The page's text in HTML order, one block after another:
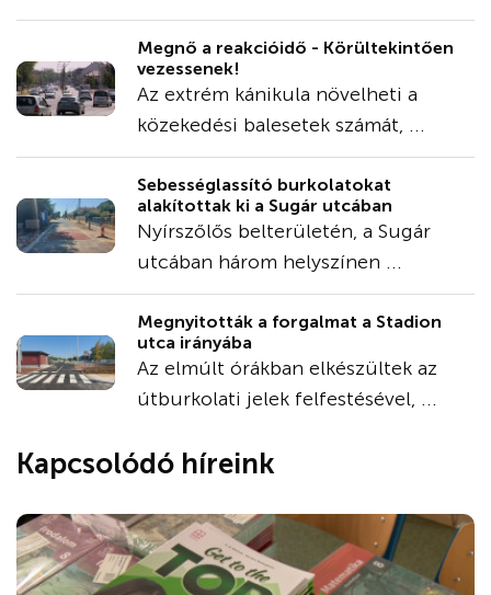
Megnő a reakcióidő - Körültekintően
vezessenek!
Az extrém kánikula növelheti a
közekedési balesetek számát, ...
Sebességlassító burkolatokat
alakítottak ki a Sugár utcában
Nyírszőlős belterületén, a Sugár
utcában három helyszínen ...
Megnyitották a forgalmat a Stadion
utca irányába
Az elmúlt órákban elkészültek az
útburkolati jelek felfestésével, ...
Kapcsolódó híreink